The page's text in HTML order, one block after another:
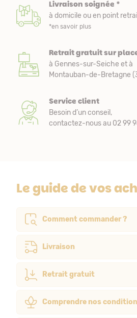
Livraison soignée *
à domicile ou en point
*en savoir plus
Retrait gratuit sur
à Gennes-sur-Seiche et à
Montauban-de-Bretagne
Service client
Besoin d’un conseil,
contactez-nous au 02 99
Le guide de vos
Comment commander ?
Livraison
Retrait gratuit
Comprendre nos